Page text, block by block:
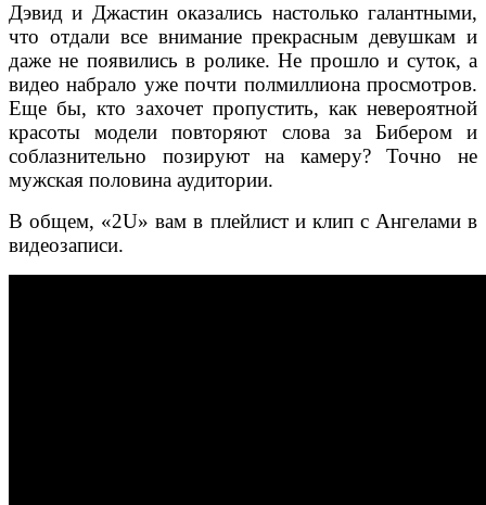
Дэвид и Джастин оказались настолько галантными,
что отдали все внимание прекрасным девушкам и
даже не появились в ролике. Не прошло и суток, а
видео набрало уже почти полмиллиона просмотров.
Еще бы, кто захочет пропустить, как невероятной
красоты модели повторяют слова за Бибером и
соблазнительно позируют на камеру? Точно не
мужская половина аудитории.
В общем, «2U» вам в плейлист и клип с Ангелами в
видеозаписи.